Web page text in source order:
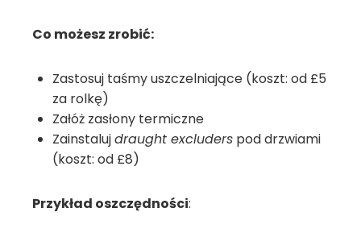
Co możesz zrobić:
Zastosuj taśmy uszczelniające (koszt: od £5
za rolkę)
Załóż zasłony termiczne
Zainstalujdraught excluders pod drzwiami
(koszt: od £8)
Przykład oszczędności: